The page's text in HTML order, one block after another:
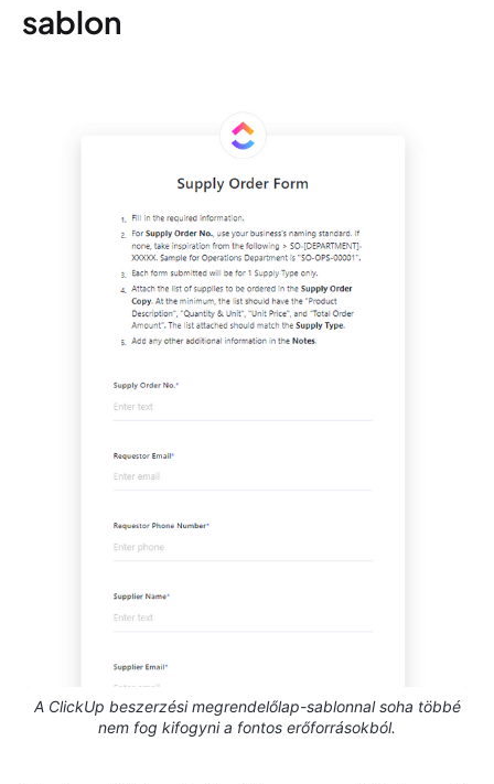
sablon
A ClickUp beszerzési megrendelőlap-sablonnal soha többé
nem fog kifogyni a fontos erőforrásokból.